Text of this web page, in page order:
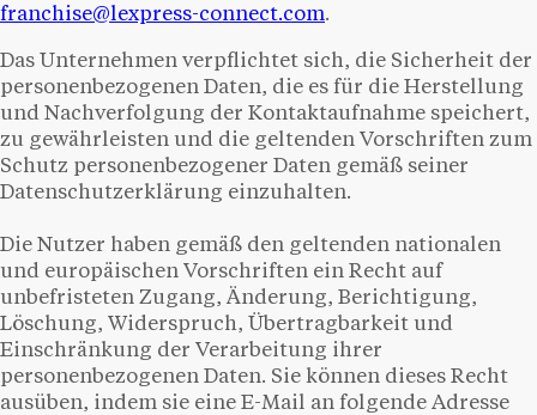
franchise@lexpress-connect.com.
Das Unternehmen verpflichtet sich, die Sicherheit der
personenbezogenen Daten, die es für die Herstellung
und Nachverfolgung der Kontaktaufnahme speichert,
zu gewährleisten und die geltenden Vorschriften zum
Schutz personenbezogener Daten gemäß seiner
Datenschutzerklärung einzuhalten.
Die Nutzer haben gemäß den geltenden nationalen
und europäischen Vorschriften ein Recht auf
unbefristeten Zugang, Änderung, Berichtigung,
Löschung, Widerspruch, Übertragbarkeit und
Einschränkung der Verarbeitung ihrer
personenbezogenen Daten. Sie können dieses Recht
ausüben, indem sie eine E-Mail an folgende Adresse